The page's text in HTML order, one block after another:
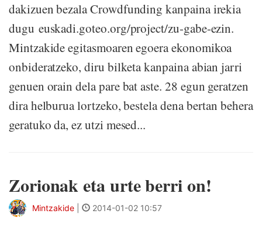
dakizuen bezala Crowdfunding kanpaina irekia
dugu euskadi.goteo.org/project/zu-gabe-ezin.
Mintzakide egitasmoaren egoera ekonomikoa
onbideratzeko, diru bilketa kanpaina abian jarri
genuen orain dela pare bat aste. 28 egun geratzen
dira helburua lortzeko, bestela dena bertan behera
geratuko da, ez utzi mesed...
Zorionak eta urte berri on!
Mintzakide 2014-01-02 10:57